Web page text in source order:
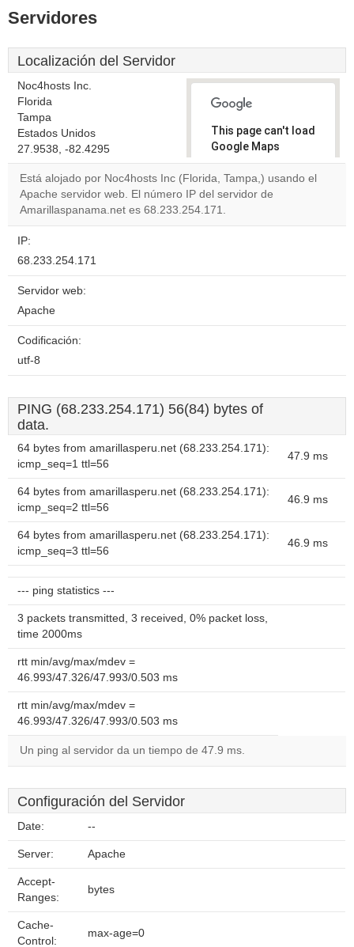
Servidores
Localización del Servidor
Noc4hosts Inc.
Florida
Tampa
Estados Unidos
27.9538, -82.4295
This page can't load
Google Maps
correctly.
Do you
Está alojado por Noc4hosts Inc (Florida, Tampa,) usando el
Apache servidor web. El número IP del servidor de
Amarillaspanama.net es 68.233.254.171.
IP:
68.233.254.171
Servidor web:
Apache
Codificación:
utf-8
PING (68.233.254.171) 56(84) bytes of
data.
64 bytes from amarillasperu.net (68.233.254.171):
icmp_seq=1 ttl=56
47.9 ms
64 bytes from amarillasperu.net (68.233.254.171):
icmp_seq=2 ttl=56
46.9 ms
64 bytes from amarillasperu.net (68.233.254.171):
icmp_seq=3 ttl=56
46.9 ms
--- ping statistics ---
3 packets transmitted, 3 received, 0% packet loss,
time 2000ms
rtt min/avg/max/mdev =
46.993/47.326/47.993/0.503 ms
rtt min/avg/max/mdev =
46.993/47.326/47.993/0.503 ms
Un ping al servidor da un tiempo de 47.9 ms.
Configuración del Servidor
Date: --
Server: Apache
Accept-
Ranges:
bytes
Cache-
Control:
max-age=0